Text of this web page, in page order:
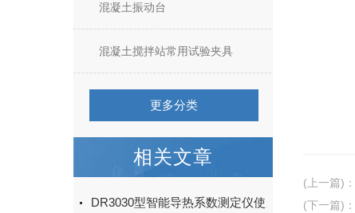
混凝土振动台
混凝土搅拌站常用试验夹具
更多分类
相关文章
DR3030型智能导热系数测定仪使用说明
(上一篇) ：
(下一篇) ：